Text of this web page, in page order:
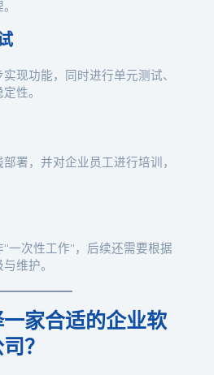
现功能，同时进行单元测试、
性。
署，并对企业员工进行培训，
一次性工作”，后续还需要根据
维护。
家合适的企业软
？